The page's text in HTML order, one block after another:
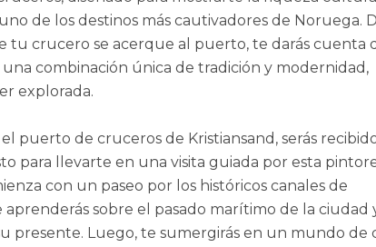
de los destinos más cautivadores de Noruega.
tu crucero se acerque al puerto, te darás cuenta
combinación única de tradición y modernidad,
explorada.
puerto de cruceros de Kristiansand, serás
para llevarte en una visita guiada por esta
con un paseo por los históricos canales de
aprenderás sobre el pasado marítimo de la ciudad
presente. Luego, te sumergirás en un mundo de